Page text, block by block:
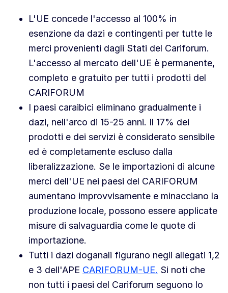
L'UE concede l'accesso al 100% in
esenzione da dazi e contingenti per tutte le
merci provenienti dagli Stati del Cariforum.
L'accesso al mercato dell'UE è permanente,
completo e gratuito per tutti i prodotti del
CARIFORUM
I paesi caraibici eliminano gradualmente i
dazi, nell'arco di 15-25 anni. Il 17% dei
prodotti e dei servizi è considerato sensibile
ed è completamente escluso dalla
liberalizzazione. Se le importazioni di alcune
merci dell'UE nei paesi del CARIFORUM
aumentano improvvisamente e minacciano la
produzione locale, possono essere applicate
misure di salvaguardia come le quote di
importazione.
Tutti i dazi doganali figurano negli allegati 1,2
e 3 dell'APE CARIFORUM-UE. Si noti che
non tutti i paesi del Cariforum seguono lo